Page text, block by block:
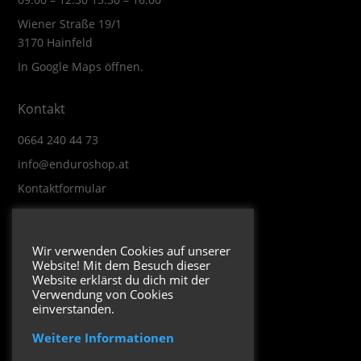
Wiener Straße 19/1
3170 Hainfeld
In Google Maps öffnen.
Kontakt
0664 240 44 73
info@enduroshop.at
Kontaktformular
Impressum
Datenschutzerklärung
Folge uns
Wir verwenden Cookies auf unserer
Website! Mit dem Besuch dieser
Website erklärst du dich mit der
Verwendung von Cookies
einverstanden.
Weitere Informationen